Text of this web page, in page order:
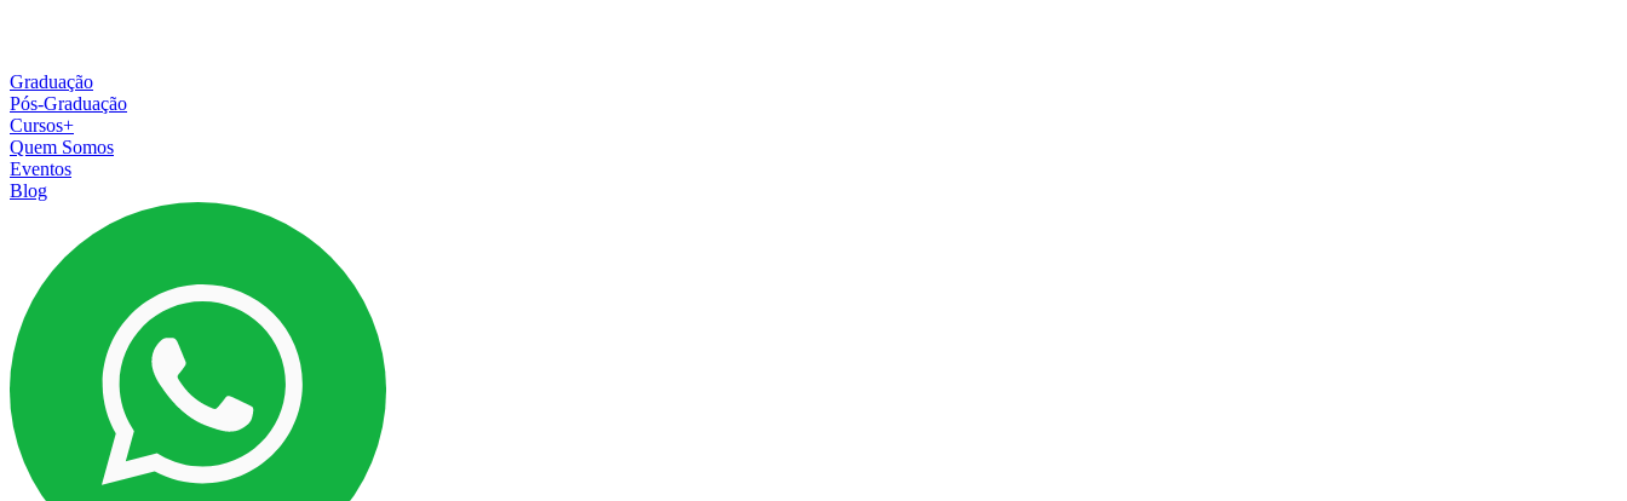
Graduação
Pós-Graduação
Cursos+
Quem Somos
Eventos
Blog